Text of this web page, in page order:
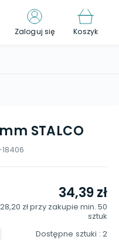
Zaloguj się Koszyk
STALCO
18406
34,39 zł
28,20 złprzy zakupie min. 50
sztuk
Dostępne sztuki : 2